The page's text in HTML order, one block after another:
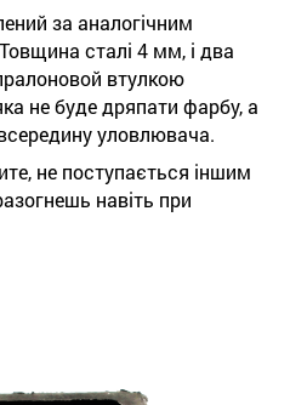
за аналогічним
сталі 4 мм, і два
втулкою
не буде дряпати фарбу, а
уловлювача.
не поступається іншим
навіть при